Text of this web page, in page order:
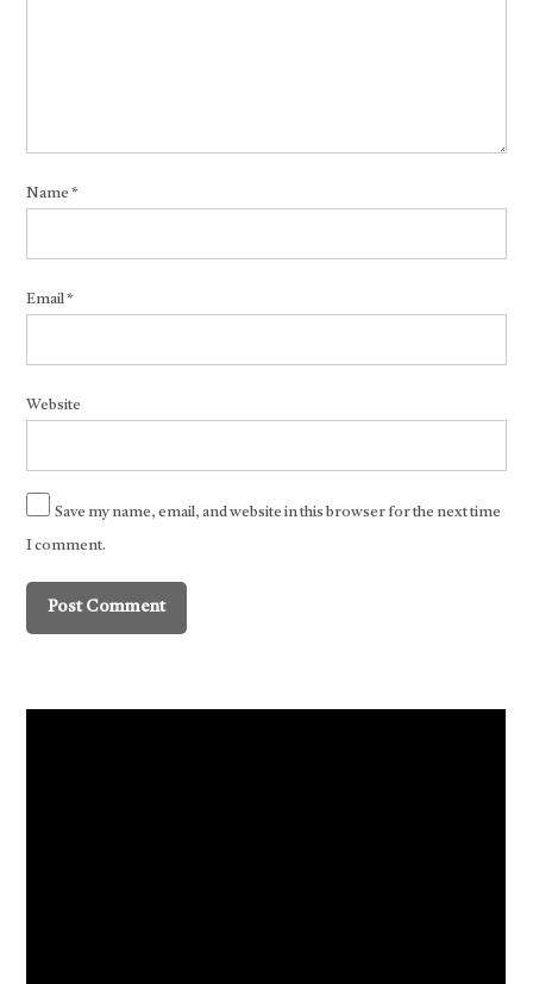
Name*
Email*
Website
Save my name, email, and website in this browser for the next time
I comment.